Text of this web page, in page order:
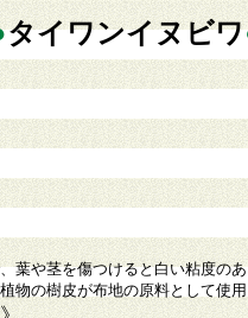
タイワンイヌビワ
や茎を傷つけると白い粘度の
物の樹皮が布地の原料として使用